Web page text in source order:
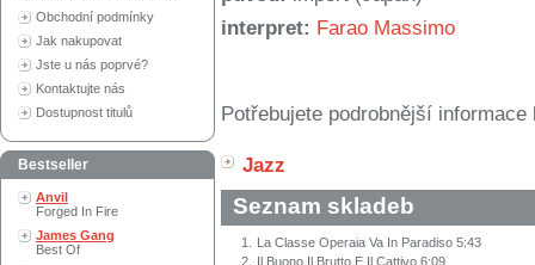
Obchodní podmínky
Jak nakupovat
Jste u nás poprvé?
Kontaktujte nás
Dostupnost titulů
Bestseller
Anvil
Forged In Fire
James Gang
Best Of
interpret: Farao Massimo
Potřebujete podrobnější
Jazz
Seznam skladeb
1.
La Classe Operaia Va In Paradiso 5:43
2.
Il Buono Il Brutto E Il Cattivo 6:09